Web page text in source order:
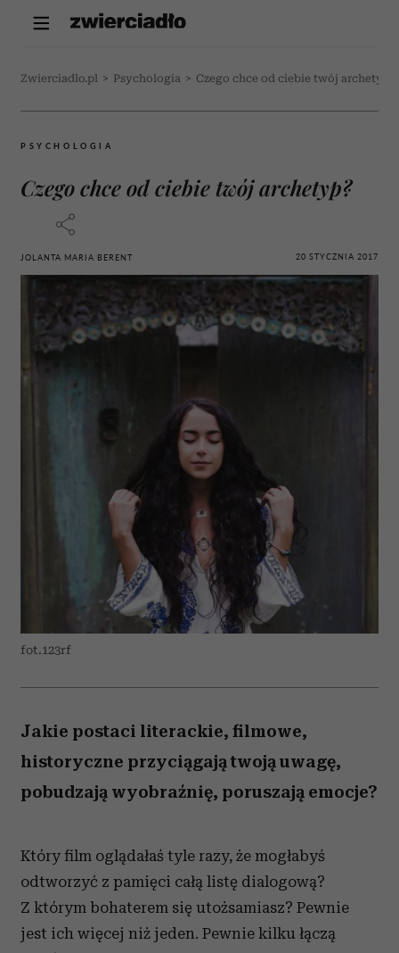
Zwierciadlo.pl > Psychologia > Czego chce od ciebie twój archetyp?
PSYCHOLOGIA
Czego chce od ciebie twój archetyp?
JOLANTA MARIA BERENT 20 STYCZNIA 2017
fot.123rf
Jakie postaci literackie, filmowe,
historyczne przyciągają twoją uwagę,
pobudzają wyobraźnię, poruszają emocje?
Który film oglądałaś tyle razy, że mogłabyś
odtworzyć z pamięci całą listę dialogową?
Z którym bohaterem się utożsamiasz? Pewnie
jest ich więcej niż jeden. Pewnie kilku łączą